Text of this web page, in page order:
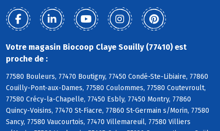
Votre magasin Biocoop Claye Souilly (77410) est
proche de :
77580 Bouleurs, 77470 Boutigny, 77450 Condé-Ste-Libiaire, 77860
Couilly-Pont-aux-Dames, 77580 Coulommes, 77580 Coutevroult,
77580 Crécy-la-Chapelle, 77450 Esbly, 77450 Montry, 77860
Quincy-Voisins, 77470 St-Fiacre, 77860 St-Germain s/Morin, 77580
Sancy, 77580 Vaucourtois, 77470 Villemareuil, 77580 Villiers